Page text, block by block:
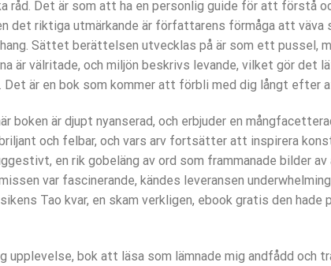
råd. Det är som att ha en personlig guide för att förstå
det riktiga utmärkande är författarens förmåga att väva
Sättet berättelsen utvecklas på är som ett pussel,
är välritade, och miljön beskrivs levande, vilket gör det
är en bok som kommer att förbli med dig långt efter
boken är djupt nyanserad, och erbjuder en
och felbar, och vars arv fortsätter att inspirera
en rik gobeläng av ord som frammanade bilder
var fascinerande, kändes leveransen
Tao kvar, en skam verkligen, ebook gratis den
upplevelse, bok att läsa som lämnade mig andfådd och